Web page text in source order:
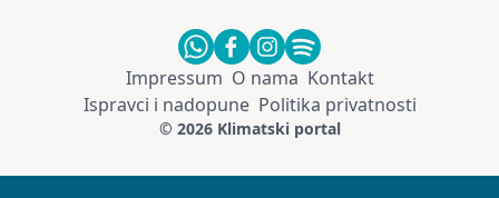
Impressum O nama Kontakt
Ispravci i nadopune Politika privatnosti
© 2026 Klimatski portal